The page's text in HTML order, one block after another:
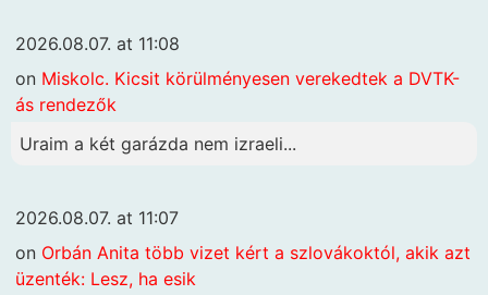
2026.08.07. at 11:08
on Miskolc. Kicsit körülményesen verekedtek a DVTK-
ás rendezők
Uraim a két garázda nem izraeli...
2026.08.07. at 11:07
on Orbán Anita több vizet kért a szlovákoktól, akik azt
üzenték: Lesz, ha esik